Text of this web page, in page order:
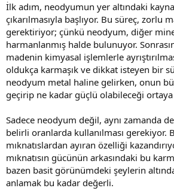
İlk adım, neodyumun yer altındaki
çıkarılmasıyla başlıyor. Bu süreç, zorlu
gerektiriyor; çünkü neodyum, diğer
harmanlanmış halde bulunuyor.
madenin kimyasal işlemlerle
oldukça karmaşık ve dikkat isteyen bir
neodyum metal haline gelirken, onun
geçirip ne kadar güçlü olabileceği ortaya
Sadece neodyum değil, aynı zamanda
belirli oranlarda kullanılması gerekiyor.
mıknatıslardan ayıran özelliği
mıknatısın gücünün arkasındaki bu
bazen basit görünümdeki şeylerin
anlamak bu kadar değerli.